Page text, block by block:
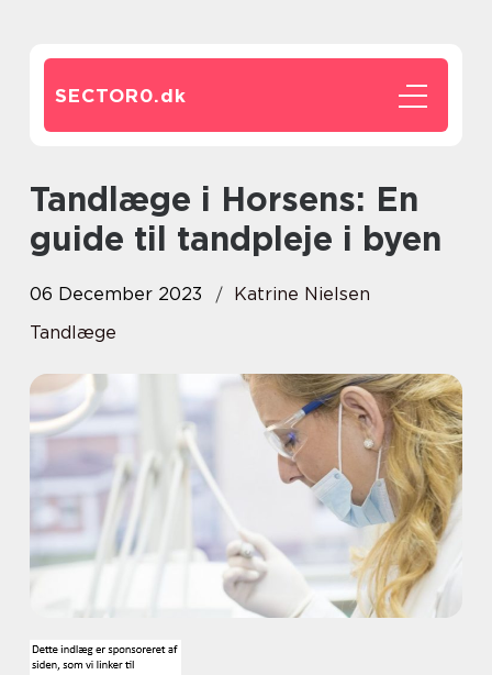
SECTOR0.dk
Tandlæge i Horsens: En
guide til tandpleje i byen
06 December 2023
Katrine Nielsen
Tandlæge